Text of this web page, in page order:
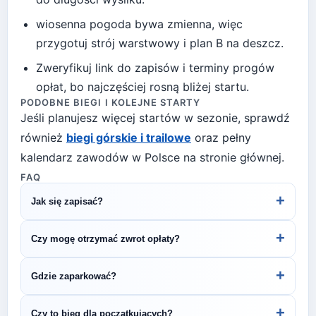
wiosenna pogoda bywa zmienna, więc
przygotuj strój warstwowy i plan B na deszcz.
Zweryfikuj link do zapisów i terminy progów
opłat, bo najczęściej rosną bliżej startu.
PODOBNE BIEGI I KOLEJNE STARTY
Jeśli planujesz więcej startów w sezonie, sprawdź
również biegi górskie i trailowe oraz pełny
kalendarz zawodów w Polsce na stronie głównej.
FAQ
Jak się zapisać? +
przejść do strony organizatora z formularzem
rejestracyjnym.
Czy mogę otrzymać zwrot opłaty? +
regulamin biegu lub skontaktuj się z
organizatorem.
Gdzie zaparkować? +
Czy to bieg dla początkujących?